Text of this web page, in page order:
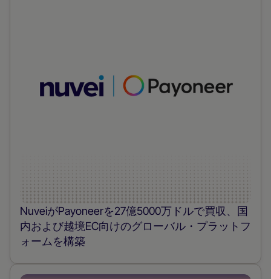
NuveiがPayoneerを27億5000万ドルで買収、国
内および越境EC向けのグローバル・プラットフ
ォームを構築